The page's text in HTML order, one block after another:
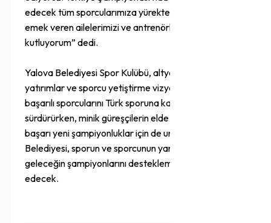
edecek tüm sporcularımıza yürekten başarılar diliyor,
emek veren ailelerimizi ve antrenörlerimizi
kutluyorum” dedi.
Yalova Belediyesi Spor Kulübü, altyapıya yaptığı
yatırımlar ve sporcu yetiştirme vizyonuyla geleceğin
başarılı sporcularını Türk sporuna kazandırmayı
sürdürürken, minik güreşçilerin elde ettiği bu önemli
başarı yeni şampiyonluklar için de umut verdi. Yalova
Belediyesi, sporun ve sporcunun yanında olmaya,
geleceğin şampiyonlarını desteklemeye devam
edecek.